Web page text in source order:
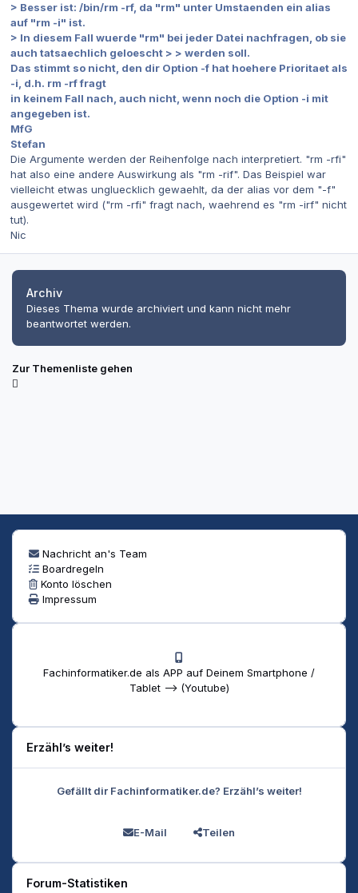
> Besser ist: /bin/rm -rf, da "rm" unter Umstaenden ein alias
auf "rm -i" ist.
> In diesem Fall wuerde "rm" bei jeder Datei nachfragen, ob sie
auch tatsaechlich geloescht > > werden soll.
Das stimmt so nicht, den dir Option -f hat hoehere Prioritaet als
-i, d.h. rm -rf fragt
in keinem Fall nach, auch nicht, wenn noch die Option -i mit
angegeben ist.
MfG
Stefan
Die Argumente werden der Reihenfolge nach interpretiert. "rm -rfi"
hat also eine andere Auswirkung als "rm -rif". Das Beispiel war
vielleicht etwas ungluecklich gewaehlt, da der alias vor dem "-f"
ausgewertet wird ("rm -rfi" fragt nach, waehrend es "rm -irf" nicht
tut).
Nic
Archiv
Dieses Thema wurde archiviert und kann nicht mehr
beantwortet werden.
Zur Themenliste gehen
Nachricht an's Team
Boardregeln
Konto löschen
Impressum
Fachinformatiker.de als APP auf Deinem Smartphone /
Tablet --> (Youtube)
Erzähl’s weiter!
Gefällt dir Fachinformatiker.de? Erzähl’s weiter!
E-Mail Teilen
Forum-Statistiken